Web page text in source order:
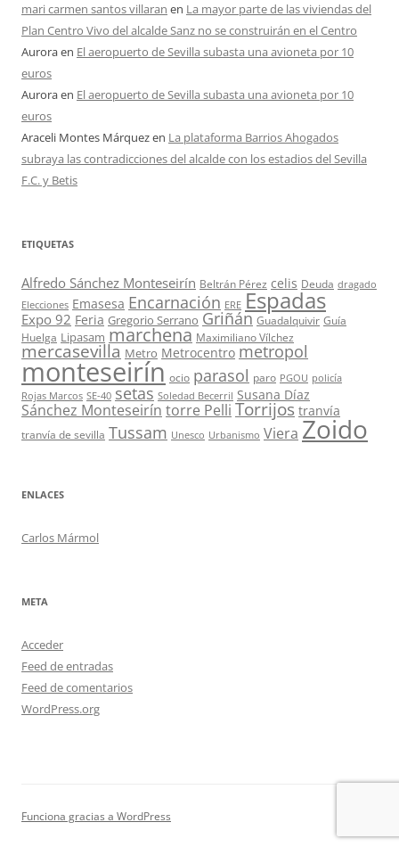
mari carmen santos villaran en La mayor parte de las viviendas del
Plan Centro Vivo del alcalde Sanz no se construirán en el Centro
Auroraen El aeropuerto de Sevilla subasta una avioneta por 10
euros
Auroraen El aeropuerto de Sevilla subasta una avioneta por 10
euros
Araceli Montes Márquezen La plataforma Barrios Ahogados
subraya las contradicciones del alcalde con los estadios del Sevilla
F.C. y Betis
ETIQUETAS
Alfredo Sánchez Monteseirín Beltrán Pérez celis Deuda dragado
Elecciones Emasesa Encarnación ERE Espadas
Expo 92 Feria Gregorio Serrano Griñán Guadalquivir Guía
Huelga Lipasam marchena Maximiliano Vílchez
mercasevilla Metro Metrocentro metropol
monteseirín ocio parasol paro PGOU policía
Rojas Marcos SE-40 setas Soledad Becerril Susana Díaz
Sánchez Monteseirín torre Pelli Torrijos tranvía
tranvía de sevilla Tussam Unesco Urbanismo Viera Zoido
ENLACES
Carlos Mármol
META
Acceder
Feed de entradas
Feed de comentarios
WordPress.org
Funciona gracias a WordPress